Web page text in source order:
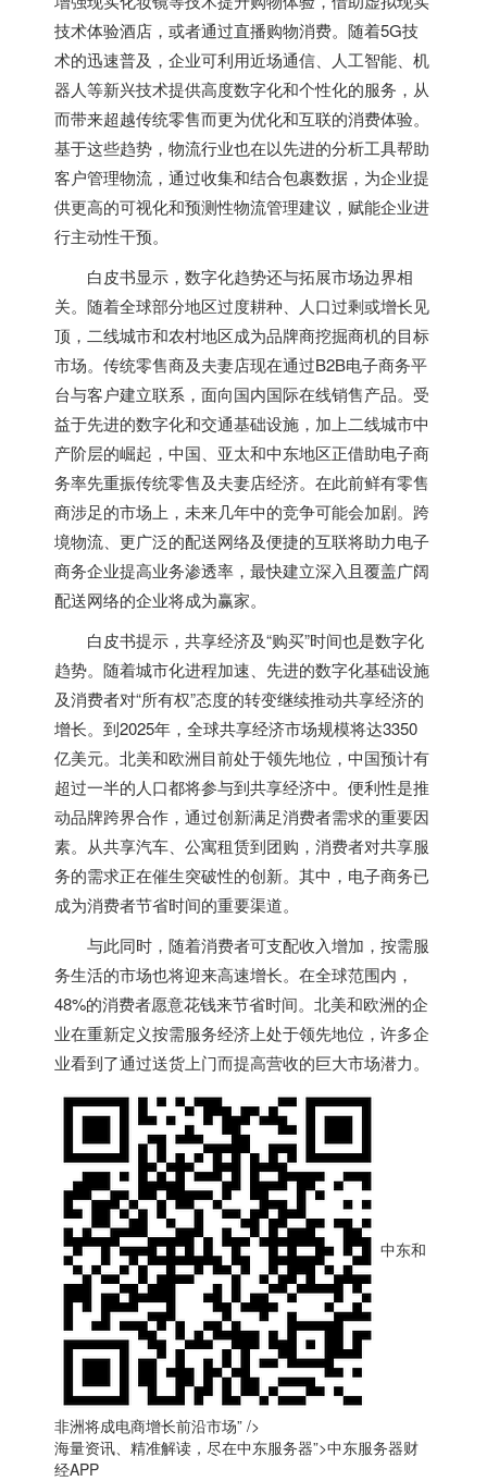
技术体验酒店，或者通过直播购物消费。随着5G技
术的迅速普及，企业可利用近场通信、人工智能、 机
器人等新兴技术提供高度数字化和个性化的服务，从
而带来超越传统零售而更为优化和互联的消费体验。
基于这些趋势，物流行业也在以先进的分析工具帮助
客户管理物流，通过收集和结合包裹数据，为企业提
供更高的可视化和预测性物流管理建议，赋能企业进
行主动性干预。
白皮书显示，数字化趋势还与拓展市场边界相
关。随着全球部分地区过度耕种、人口过剩或增长见
顶，二线城市和农村地区成为品牌商挖掘商机的目标
市场。传统零售商及夫妻店现在通过B2B电子商务平
台与客户建立联系，面向国内国际在线销售产品。受
益于先进的数字化和交通基础设施，加上二线城市中
产阶层的崛起，中国、亚太和中东地区正借助电子商
务率先重振传统零售及夫妻店经济。在此前鲜有零售
商涉足的市场上，未来几年中的竞争可能会加剧。跨
境物流、更广泛的配送网络及便捷的互联将助力电子
商务企业提高业务渗透率，最快建立深入且覆盖广阔
配送网络的企业将成为赢家。
白皮书提示，共享经济及“购买”时间也是数字化
趋势。随着城市化进程加速、先进的数字化基础设施
及消费者对“所有权”态度的转变继续推动共享经济的
增长。到2025年，全球共享经济市场规模将达3350
亿美元。北美和欧洲目前处于领先地位，中国预计有
超过一半的人口都将参与到共享经济中。便利性是推
动品牌跨界合作，通过创新满足消费者需求的重要因
素。从共享汽车、公寓租赁到团购，消费者对共享服
务的需求正在催生突破性的创新。其中，电子商务已
成为消费者节省时间的重要渠道。
与此同时，随着消费者可支配收入增加，按需服
务生活的市场也将迎来高速增长。在全球范围内，
48%的消费者愿意花钱来节省时间。北美和欧洲的企
业在重新定义按需服务经济上处于领先地位，许多企
业看到了通过送货上门而提高营收的巨大市场潜力。
中东和
非洲将成电商增长前沿市场” />
海量资讯、精准解读，尽在中东服务器”>中东服务器财
经APP